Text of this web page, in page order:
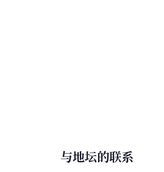
与地坛的联系